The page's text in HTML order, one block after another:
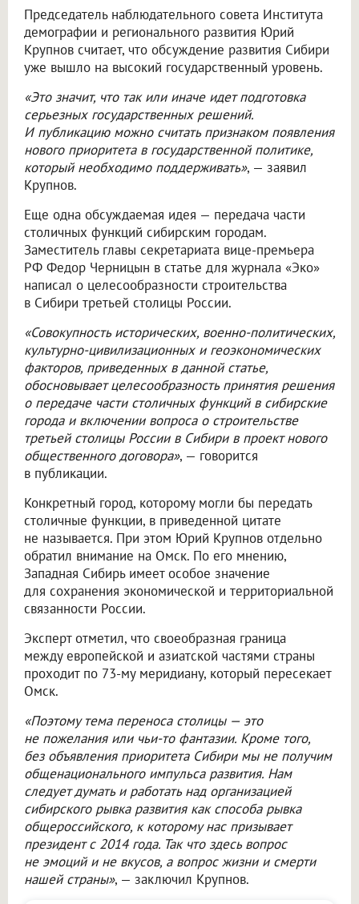
Председатель наблюдательного совета Института
демографии и регионального развития Юрий
Крупнов считает, что обсуждение развития Сибири
уже вышло на высокий государственный уровень.
«Это значит, что так или иначе идет подготовка
серьезных государственных решений.
И публикацию можно считать признаком появления
нового приоритета в государственной политике,
который необходимо поддерживать», — заявил
Крупнов.
Еще одна обсуждаемая идея — передача части
столичных функций сибирским городам.
Заместитель главы секретариата вице-премьера
РФ Федор Черницын в статье для журнала «Эко»
написал о целесообразности строительства
в Сибири третьей столицы России.
«Совокупность исторических, военно-политических,
культурно-цивилизационных и геоэкономических
факторов, приведенных в данной статье,
обосновывает целесообразность принятия решения
о передаче части столичных функций в сибирские
города и включении вопроса о строительстве
третьей столицы России в Сибири в проект нового
общественного договора», — говорится
в публикации.
Конкретный город, которому могли бы передать
столичные функции, в приведенной цитате
не называется. При этом Юрий Крупнов отдельно
обратил внимание на Омск. По его мнению,
Западная Сибирь имеет особое значение
для сохранения экономической и территориальной
связанности России.
Эксперт отметил, что своеобразная граница
между европейской и азиатской частями страны
проходит по 73-му меридиану, который пересекает
Омск.
«Поэтому тема переноса столицы — это
не пожелания или чьи-то фантазии. Кроме того,
без объявления приоритета Сибири мы не получим
общенационального импульса развития. Нам
следует думать и работать над организацией
сибирского рывка развития как способа рывка
общероссийского, к которому нас призывает
президент с 2014 года. Так что здесь вопрос
не эмоций и не вкусов, а вопрос жизни и смерти
нашей страны», — заключил Крупнов.